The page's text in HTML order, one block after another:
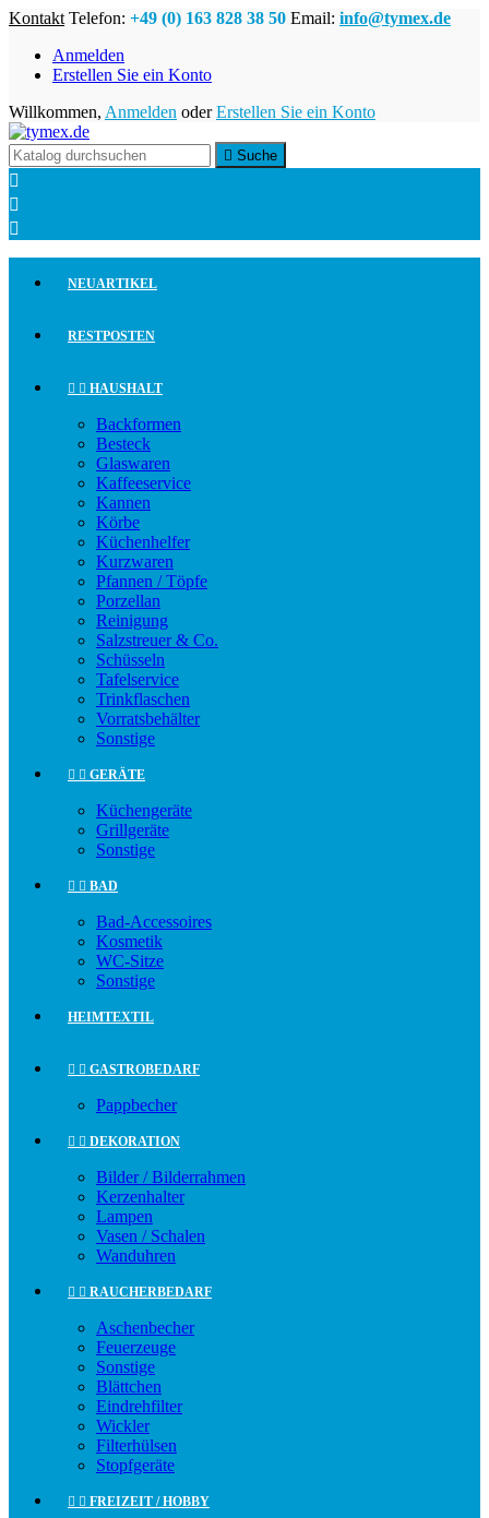
Kontakt Telefon: +49 (0) 163 828 38 50 Email: info@tymex.de
Anmelden
Erstellen Sie ein Konto
Willkommen, Anmelden oderErstellen Sie ein Konto
 Suche



NEUARTIKEL
RESTPOSTEN
  HAUSHALT
Backformen
Besteck
Glaswaren
Kaffeeservice
Kannen
Körbe
Küchenhelfer
Kurzwaren
Pfannen / Töpfe
Porzellan
Reinigung
Salzstreuer & Co.
Schüsseln
Tafelservice
Trinkflaschen
Vorratsbehälter
Sonstige
  GERÄTE
Küchengeräte
Grillgeräte
Sonstige
  BAD
Bad-Accessoires
Kosmetik
WC-Sitze
Sonstige
HEIMTEXTIL
  GASTROBEDARF
Pappbecher
  DEKORATION
Bilder / Bilderrahmen
Kerzenhalter
Lampen
Vasen / Schalen
Wanduhren
  RAUCHERBEDARF
Aschenbecher
Feuerzeuge
Sonstige
Blättchen
Eindrehfilter
Wickler
Filterhülsen
Stopfgeräte
  FREIZEIT / HOBBY